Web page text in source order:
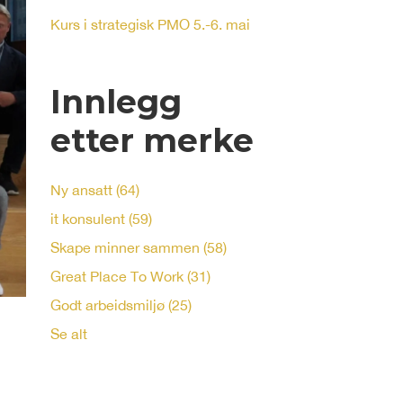
Kurs i strategisk PMO 5.-6. mai
Innlegg
etter merke
Ny ansatt (64)
it konsulent (59)
Skape minner sammen (58)
Great Place To Work (31)
Godt arbeidsmiljø (25)
Se alt